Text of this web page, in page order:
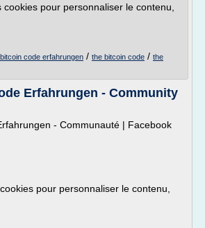
cookies pour personnaliser le contenu,
code erfahrungen / the bitcoin code / the
Erfahrungen - Community
- Communauté | Facebook
pour personnaliser le contenu,